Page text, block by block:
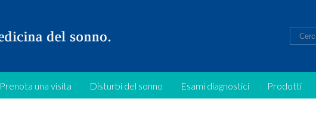
Prenota una visita Disturbi del sonno Esami diagnostici Prodotti